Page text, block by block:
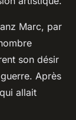
Marc, par
son désir
Après
allait